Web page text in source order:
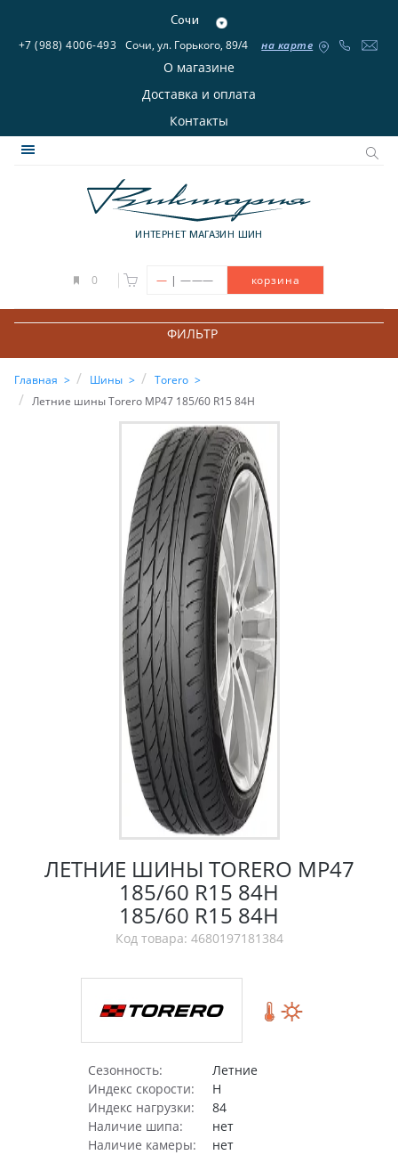
Сочи
+7 (988) 4006-493 Сочи, ул. Горького, 89/4 на карте
О магазине
Доставка и оплата
Контакты
ИНТЕРНЕТ МАГАЗИН ШИН
0 — | ——— корзина
ФИЛЬТР
Главная Шины
Torero
Летние шины Torero MP47 185/60 R15 84H
ЛЕТНИЕ ШИНЫ TORERO MP47
185/60 R15 84H
185/60 R15 84H
Код товара: 4680197181384
Сезонность:
Летние
Индекс скорости:
H
Индекс нагрузки:
84
Наличие шипа:
нет
Наличие камеры:
нет